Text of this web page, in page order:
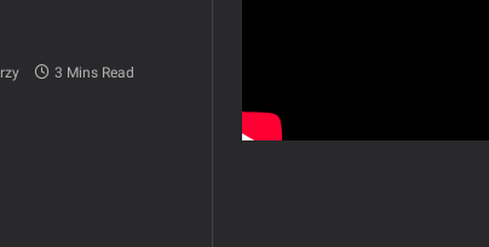
3 Mins Read